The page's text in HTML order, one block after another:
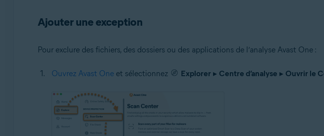
Ajouter une exception
Pour exclure des fichiers, des dossiers ou des applications de l’analyse Avast One :
Ouvrez Avast Oneet sélectionnez Explorer ▸ Centre d’analyse ▸ Ouvrir le